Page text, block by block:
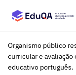
Organismo público
curricular e avaliação
educativo português.